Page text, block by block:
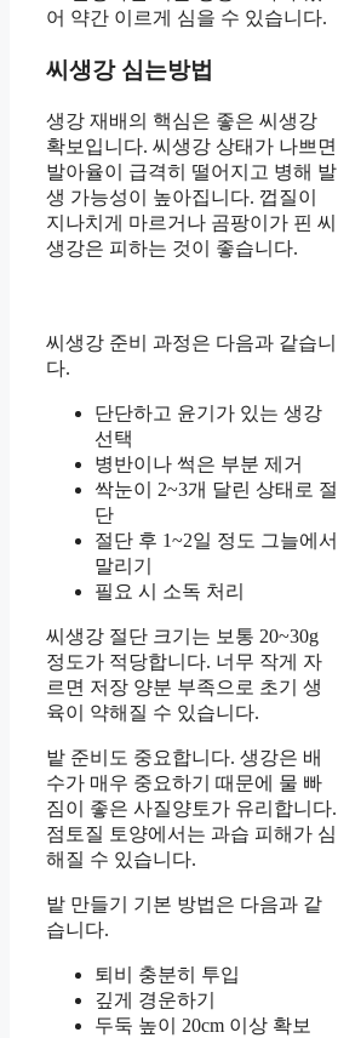
어 약간 이르게 심을 수 있습니다.
씨생강 심는방법
생강 재배의 핵심은 좋은 씨생강
확보입니다. 씨생강 상태가 나쁘면
발아율이 급격히 떨어지고 병해 발
생 가능성이 높아집니다. 껍질이
지나치게 마르거나 곰팡이가 핀 씨
생강은 피하는 것이 좋습니다.
씨생강 준비 과정은 다음과 같습니
다.
단단하고 윤기가 있는 생강
선택
병반이나 썩은 부분 제거
싹눈이 2~3개 달린 상태로 절
단
절단 후 1~2일 정도 그늘에서
말리기
필요 시 소독 처리
씨생강 절단 크기는 보통 20~30g
정도가 적당합니다. 너무 작게 자
르면 저장 양분 부족으로 초기 생
육이 약해질 수 있습니다.
밭 준비도 중요합니다. 생강은 배
수가 매우 중요하기 때문에 물 빠
짐이 좋은 사질양토가 유리합니다.
점토질 토양에서는 과습 피해가 심
해질 수 있습니다.
밭 만들기 기본 방법은 다음과 같
습니다.
퇴비 충분히 투입
깊게 경운하기
두둑 높이 20cm 이상 확보